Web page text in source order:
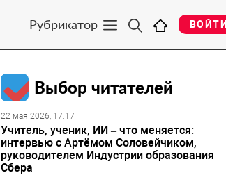
Рубрикатор ВОЙТИ
Выбор читателей
22 мая 2026, 17:17
Учитель, ученик, ИИ – что меняется:
интервью с Артёмом Соловейчиком,
руководителем Индустрии образования
Сбера